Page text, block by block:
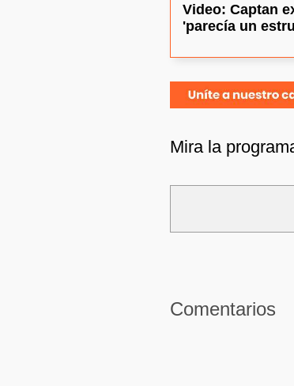
Video: Captan
'parecía un
Mira la
Comentarios